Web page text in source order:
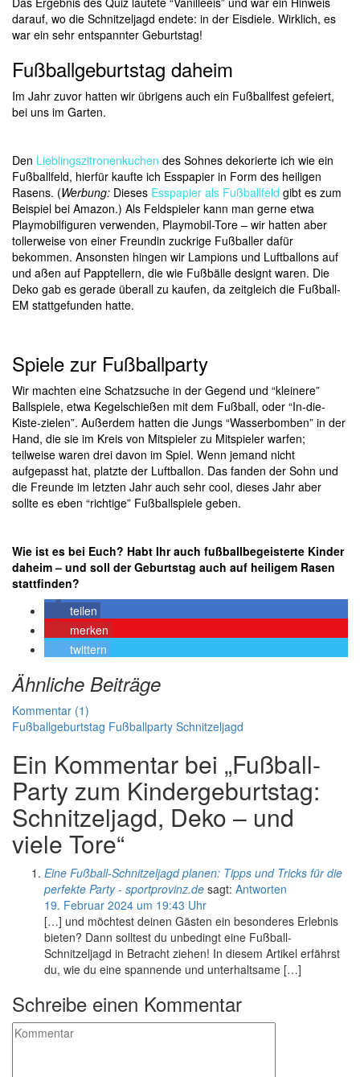
darauf, wo die Schnitzeljagd endete: in der Eisdiele. Wirklich, es
war ein sehr entspannter Geburtstag!
Fußballgeburtstag daheim
Im Jahr zuvor hatten wir übrigens auch ein Fußballfest gefeiert,
bei uns im Garten.
Den Lieblingszitronenkuchen des Sohnes dekorierte ich wie ein
Fußballfeld, hierfür kaufte ich Esspapier in Form des heiligen
Rasens. (Werbung: Dieses Esspapier als Fußballfeld gibt es zum
Beispiel bei Amazon.) Als Feldspieler kann man gerne etwa
Playmobilfiguren verwenden, Playmobil-Tore – wir hatten aber
tollerweise von einer Freundin zuckrige Fußballer dafür
bekommen. Ansonsten hingen wir Lampions und Luftballons auf
und aßen auf Papptellern, die wie Fußbälle designt waren. Die
Deko gab es gerade überall zu kaufen, da zeitgleich die Fußball-
EM stattgefunden hatte.
Spiele zur Fußballparty
Wir machten eine Schatzsuche in der Gegend und “kleinere”
Ballspiele, etwa Kegelschießen mit dem Fußball, oder “In-die-
Kiste-zielen”. Außerdem hatten die Jungs “Wasserbomben” in der
Hand, die sie im Kreis von Mitspieler zu Mitspieler warfen;
teilweise waren drei davon im Spiel. Wenn jemand nicht
aufgepasst hat, platzte der Luftballon. Das fanden der Sohn und
die Freunde im letzten Jahr auch sehr cool, dieses Jahr aber
sollte es eben “richtige” Fußballspiele geben.
Wie ist es bei Euch? Habt Ihr auch fußballbegeisterte Kinder
daheim – und soll der Geburtstag auch auf heiligem Rasen
stattfinden?
teilen
merken
twittern
Ähnliche Beiträge
Kommentar (1)
Fußballgeburtstag Fußballparty Schnitzeljagd
Ein Kommentar bei „Fußball-
Party zum Kindergeburtstag:
Schnitzeljagd, Deko – und
viele Tore“
Eine Fußball-Schnitzeljagd planen: Tipps und Tricks für die
perfekte Party - sportprovinz.de sagt: Antworten
19. Februar 2024 um 19:43 Uhr
[…] und möchtest deinen Gästen ein besonderes Erlebnis
bieten? Dann solltest du unbedingt eine Fußball-
Schnitzeljagd in Betracht ziehen! In diesem Artikel erfährst
du, wie du eine spannende und unterhaltsame […]
Schreibe einen Kommentar